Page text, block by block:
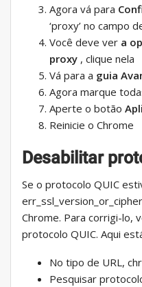
Agora vá para
‘proxy’ no campo
Você deve ver a
proxy , clique nela
Vá para a guia
Agora marque
Aperte o botão
Reinicie o Chrome
Desabilitar
Se o protocolo QUIC
Chrome. Para corrigi-lo,
protocolo QUIC. Aqui
No tipo de URL,
Pesquisar